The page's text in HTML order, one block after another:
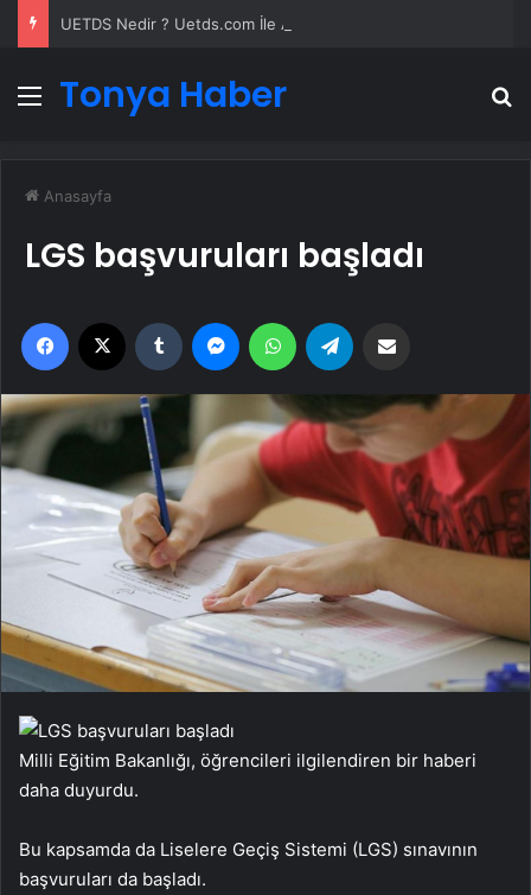
Menü
Tonya Haber
Anasayfa
LGS başvuruları başladı
Facebook Tumblr MessengerWhatsApp
Milli Eğitim Bakanlığı, öğrencileri ilgilendiren bir haberi
daha duyurdu.
Bu kapsamda da Liselere Geçiş Sistemi (LGS) sınavının
başvuruları da başladı.